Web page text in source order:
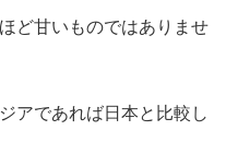
ど甘いものではありませ
アであれば日本と比較し